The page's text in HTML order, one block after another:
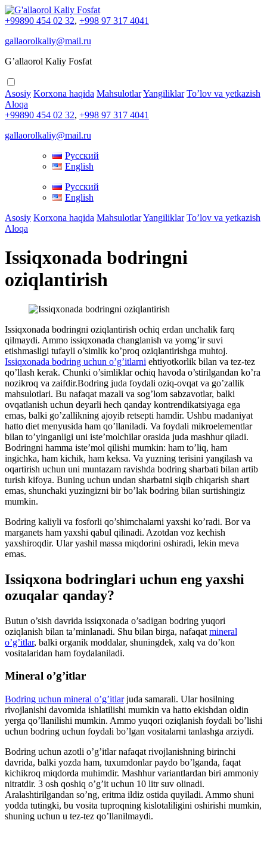
+99890 454 02 32, +998 97 317 4041
gallaorolkaliy@mail.ru
G’allaorol Kaliy Fosfat
Asosiy Korxona haqida MahsulotlarYangiliklar To’lov va yetkazish
Aloqa
+99890 454 02 32, +998 97 317 4041
gallaorolkaliy@mail.ru
Русский
English
Русский
English
Asosiy Korxona haqida MahsulotlarYangiliklar To’lov va yetkazish
Aloqa
Issiqxonada bodringni
oziqlantirish
Issiqxonada bodringni oziqlantirish ochiq erdan unchalik farq
qilmaydi. Ammo issiqxonada changlanish va yomg’ir suvi
etishmasligi tufayli o’simlik ko’proq oziqlantirishga muhtoj.
Issiqxonada bodring uchun o’g’itlarni ehtiyotkorlik bilan va tez-tez
qo’llash kerak. Chunki o’simliklar ochiq havoda o’stirilgandan ko’ra
nozikroq va zaifdir.Bodring juda foydali oziq-ovqat va go’zallik
mahsulotlari. Bu nafaqat mazali va sog’lom sabzavotlar, balki
ovqatlanish uchun deyarli hech qanday kontrendikatsiyaga ega
emas, balki go’zallikning ajoyib retsepti hamdir. Ushbu madaniyat
hatto diet menyusida ham qo’llaniladi. Va foydali mikroelementlar
bilan to’yinganligi uni iste’molchilar orasida juda mashhur qiladi.
Bodringni hamma iste’mol qilishi mumkin: ham to’liq, ham
ingichka, ham kichik, ham keksa. Va yuzning terisini yangilash va
oqartirish uchun uni muntazam ravishda bodring sharbati bilan artib
turish kifoya. Buning uchun undan sharbatni siqib chiqarish shart
emas, shunchaki yuzingizni bir bo’lak bodring bilan surtishingiz
mumkin.
Bodring kaliyli va fosforli qo’shimchalarni yaxshi ko’radi. Bor va
marganets ham yaxshi qabul qilinadi. Azotdan voz kechish
yaxshiroqdir. Ular yashil massa miqdorini oshiradi, lekin meva
emas.
Issiqxona bodringlari uchun eng yaxshi
ozuqalar qanday?
Butun o’sish davrida issiqxonada o’sadigan bodring yuqori
oziqlanish bilan ta’minlanadi. Shu bilan birga, nafaqat mineral
o’g’itlar, balki organik moddalar, shuningdek, xalq va do’kon
vositalaridan ham foydalaniladi.
Mineral o’g’itlar
Bodring uchun mineral o’g’itlarjuda samarali. Ular hosilning
rivojlanishi davomida ishlatilishi mumkin va hatto ekishdan oldin
yerga qo’llanilishi mumkin. Ammo yuqori oziqlanish foydali bo’lishi
uchun bodring uchun foydali bo’lgan vositalarni tanlashga arziydi.
Bodring uchun azotli o’g’itlar nafaqat rivojlanishning birinchi
davrida, balki yozda ham, tuxumdonlar paydo bo’lganda, faqat
kichikroq miqdorda muhimdir. Mashhur variantlardan biri ammoniy
nitratdir. 3 osh qoshiq o’g’it uchun 10 litr suv olinadi.
Aralashtirilgandan so’ng, eritma ildiz ostida quyiladi. Ammo shuni
yodda tutingki, bu vosita tuproqning kislotaliligini oshirishi mumkin,
shuning uchun u tez-tez qo’llanilmaydi.